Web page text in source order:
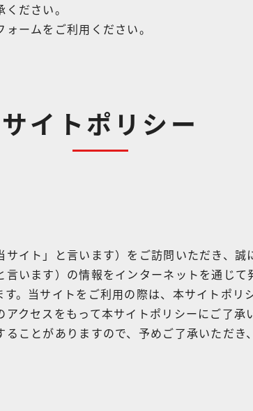
ださい。
ームをご利用ください。
サイトポリシー
イト」と言います）をご訪問いただき、誠
います）の情報をインターネットを通じ
。当サイトをご利用の際は、本サイトポリ
クセスをもって本サイトポリシーにご了承
ことがありますので、予めご了承いただき